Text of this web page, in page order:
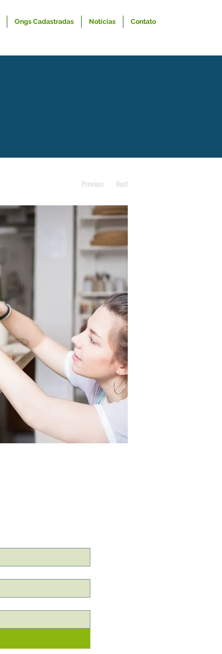
Ongs Cadastradas Notícias Contato
Previous Next